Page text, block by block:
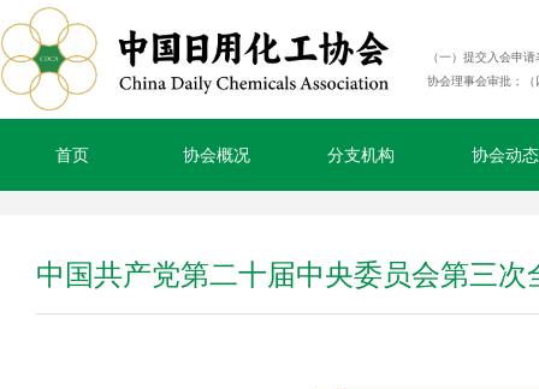
（一）提交入会申
协会理事会审批；
首页 协会概况 分支机构 协会动态
中国共产党第二十届中央委员会第三次